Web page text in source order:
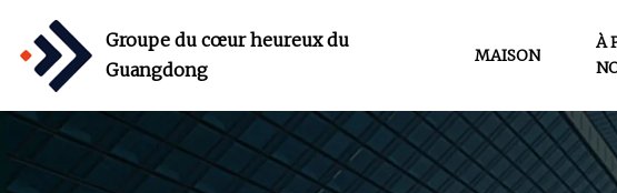
Groupe du cœur heureux du
Guangdong
MAISON
À